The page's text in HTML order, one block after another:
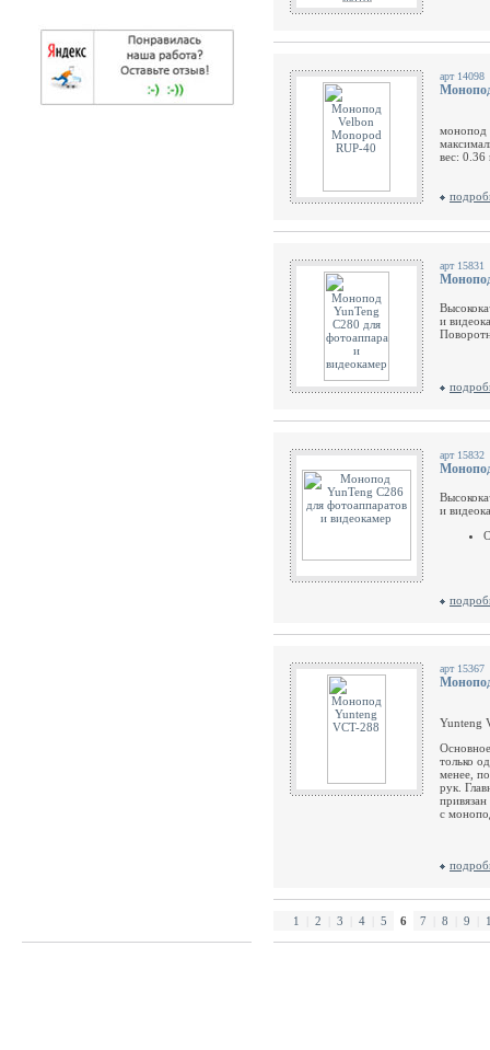
арт 14098
монопод
вес: 0.36
арт 15831
и
арт 15832
и
арт 15367
Yunteng
только
менее,
рук.
с
1 2 3 4 5 6 7 8 9